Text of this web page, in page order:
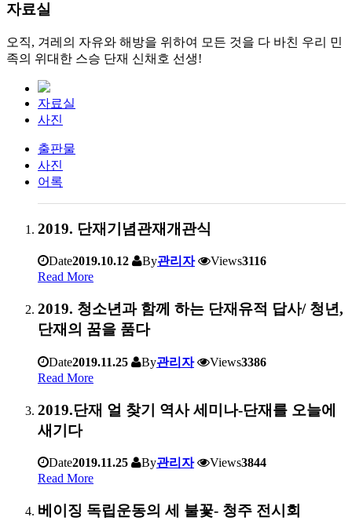
자료실
오직, 겨레의 자유와 해방을 위하여 모든 것을 다 바친 우리 민
족의 위대한 스승 단재 신채호 선생!
자료실
사진
출판물
사진
어록
2019. 단재기념관재개관식
Date2019.10.12 By관리자 Views3116
Read More
2019. 청소년과 함께 하는 단재유적 답사/ 청년,
단재의 꿈을 품다
Date2019.11.25 By관리자 Views3386
Read More
2019.단재 얼 찾기 역사 세미나-단재를 오늘에
새기다
Date2019.11.25 By관리자 Views3844
Read More
베이징 독립운동의 세 불꽃- 청주 전시회